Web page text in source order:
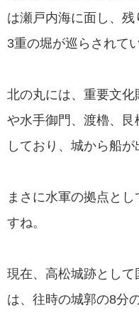
は瀬戸内海に面し、
3重の堀が巡らされて
北の丸には、重要文化
や水手御門、渡櫓、
しており、城から船が
まさに水軍の拠点と
すね。
現在、高松城跡とし
は、往時の城郭の8分